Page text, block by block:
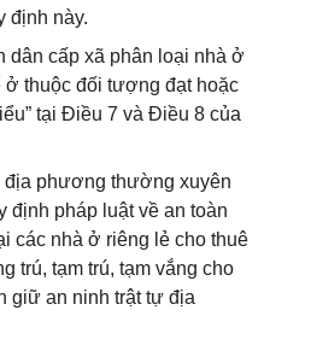
định này.
dân cấp xã phân loại nhà ở
ở thuộc đối tượng đạt hoặc
tại Điều 7 và Điều 8 của
phương thường xuyên
định pháp luật về an toàn
các nhà ở riêng lẻ cho thuê
trú, tạm trú, tạm vắng cho
giữ an ninh trật tự địa